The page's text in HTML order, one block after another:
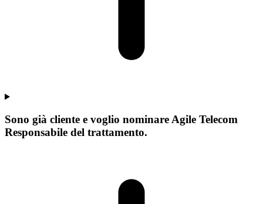
Sono già cliente e voglio nominare Agile Telecom
Responsabile del trattamento.